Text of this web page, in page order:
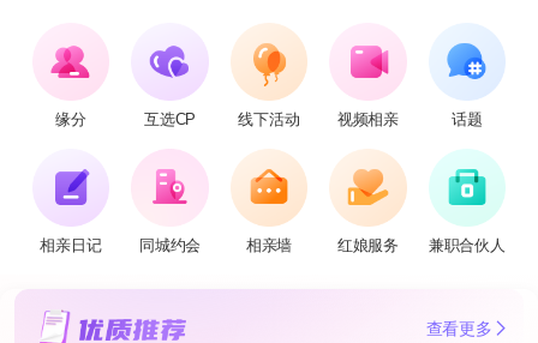
缘分 互选CP 线下活动 视频相亲 话题
相亲日记 同城约会 相亲墙 红娘服务 兼职合伙人
查看更多